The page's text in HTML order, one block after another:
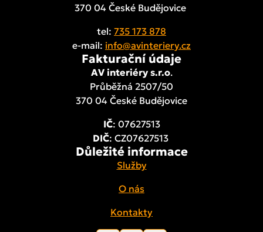
370 04 České Budějovice
tel: 735 173 878
e-mail: info@avinteriery.cz
Fakturační údaje
AV interiéry s.r.o.
Průběžná 2507/50
370 04 České Budějovice
IČ: 07627513
DIČ: CZ07627513
Důležité informace
Služby
O nás
Kontakty